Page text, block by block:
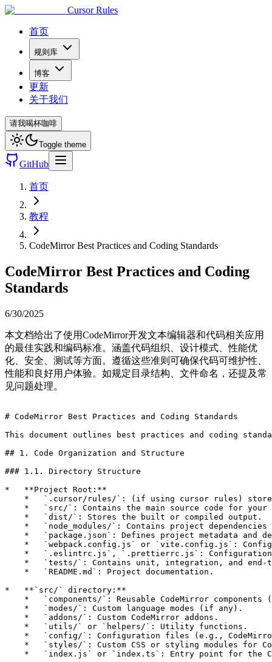
Cursor Rules
首页
规则库
博客
更新
关于我们
请我喝杯咖啡
Toggle theme
GitHub
首页
教程
CodeMirror Best Practices and Coding Standards
CodeMirror Best Practices and Coding
Standards
6/30/2025
本文档给出了使用CodeMirror开发文本编辑器和代码相关应用
的最佳实践和编码标准。涵盖代码组织、设计模式、性能优
化、安全、测试等方面。遵循这些准则可确保代码可维护性、
性能和良好用户体验。如规定目录结构、文件命名，还提及常
见问题处理。